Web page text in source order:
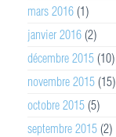
mars 2016 (1)
janvier 2016 (2)
décembre 2015 (10)
novembre 2015 (15)
octobre 2015 (5)
septembre 2015 (2)